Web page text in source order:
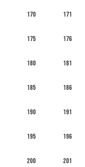
170 171
175 176
180 181
185 186
190 191
195 196
200 201